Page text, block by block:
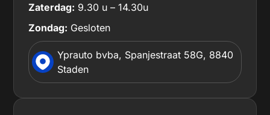
Zaterdag: 9.30 u – 14.30u
Zondag: Gesloten
Yprauto bvba, Spanjestraat 58G, 8840
Staden